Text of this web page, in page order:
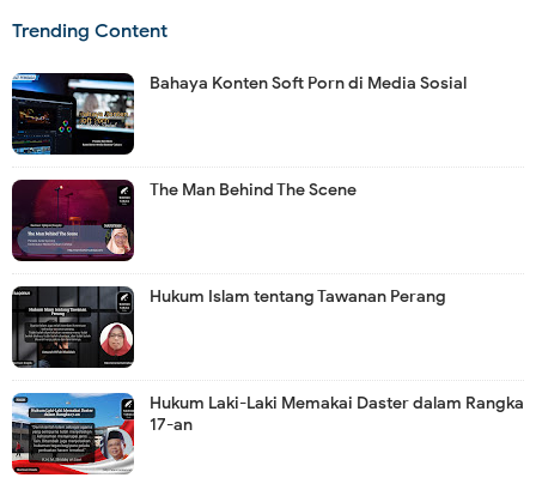
Trending Content
Bahaya Konten Soft Porn di Media Sosial
The Man Behind The Scene
Hukum Islam tentang Tawanan Perang
Hukum Laki-Laki Memakai Daster dalam Rangka
17-an